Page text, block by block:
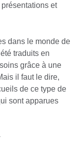
et
dans le monde de
traduits en
grâce à une
il faut le dire,
de ce type de
sont apparues